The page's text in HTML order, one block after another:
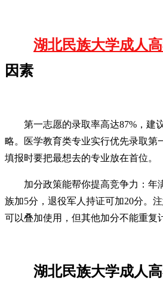
湖北民族大学成人
因素
第一志愿的录取率高达87%，建
略。医学教育类专业实行优先录取第
填报时要把最想去的专业放在首位。
加分政策能帮你提高竞争力：年
族加5分，退役军人持证可加20分。
可以叠加使用，但其他加分不能重复
湖北民族大学成人